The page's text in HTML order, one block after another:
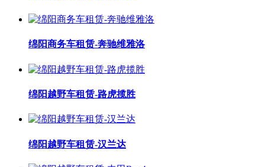
绵阳商务车租赁-奔驰维雅洛
绵阳越野车租赁-路虎揽胜
绵阳越野车租赁-汉兰达